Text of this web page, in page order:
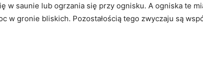
saunie lub ogrzania się przy ognisku. A ogniska te
w gronie bliskich. Pozostałością tego zwyczaju są